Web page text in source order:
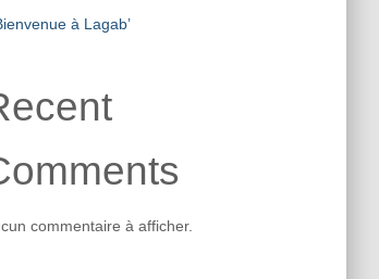
à Lagab’
commentaire à afficher.